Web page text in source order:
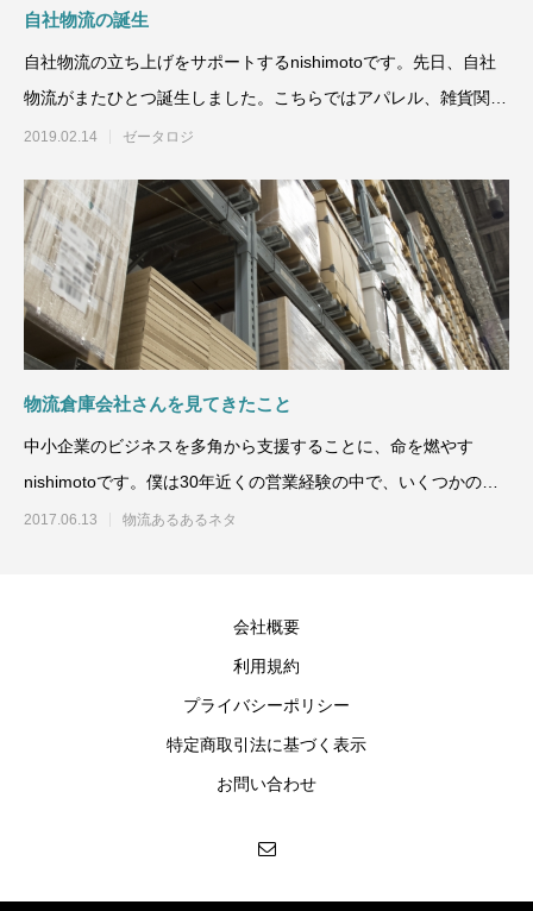
自社物流の誕生
自社物流の立ち上げをサポートするnishimotoです。先日、自社
物流がまたひとつ誕生しました。こちらではアパレル、雑貨関係
を取
2019.02.14 ゼータロジ
物流倉庫会社さんを見てきたこと
中小企業のビジネスを多角から支援することに、命を燃やす
nishimotoです。僕は30年近くの営業経験の中で、いくつかの物
流倉庫会社
2017.06.13 物流あるあるネタ
会社概要
利用規約
プライバシーポリシー
特定商取引法に基づく表示
お問い合わせ